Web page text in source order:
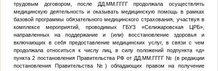
трудовым договором, после ДД.ММ.ГГГГпродолжала осуществлять
медицинскую деятельность и оказывать медицинскую помощь в рамках
базовой программы обязательного медицинского страхования, участвуя в
комплексе мероприятий, проводимых ГБУЗ «Селижаровская ЦРБ»,
направленных на поддержание и (или) восстановление здоровья и
включающих в себя предоставление медицинских услуг, в связи с чем
продолжала относиться к числу лиц, в силу положений подпункта «д»
пункта 2 постановления Правительства РФ от ДД.ММ.ГГГГ № (в редакции
постановления Правительства №) обладающих правом на получение